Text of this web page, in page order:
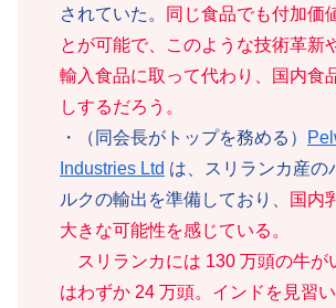
されていた。
同じ食品でも付加価
とが可能で、このような技術革新
輸入食品に取って代わり、国内食
しするだろう。
・（同会長がトップを務める）
Industries Ltd は、スリランカ産の
ルクの輸出を準備しており、
国内
大きな可能性を感じている。
スリランカには 130 万頭の牛が
はわずか 24 万頭。インドを見習